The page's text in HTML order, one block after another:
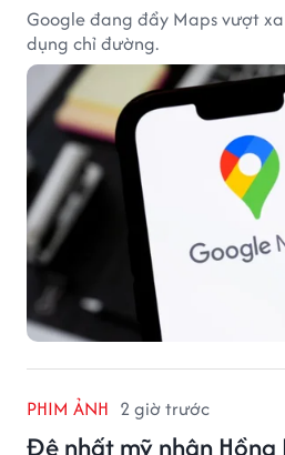
Google đang đẩy Maps vượt
dụng chỉ đường.
PHIM ẢNH 2 giờ trước
Đệ nhất mỹ nhân Hồng